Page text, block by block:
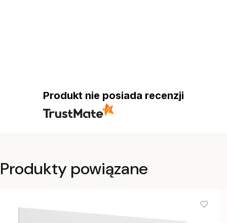
Produkt nie posiada recenzji
Produkty powiązane